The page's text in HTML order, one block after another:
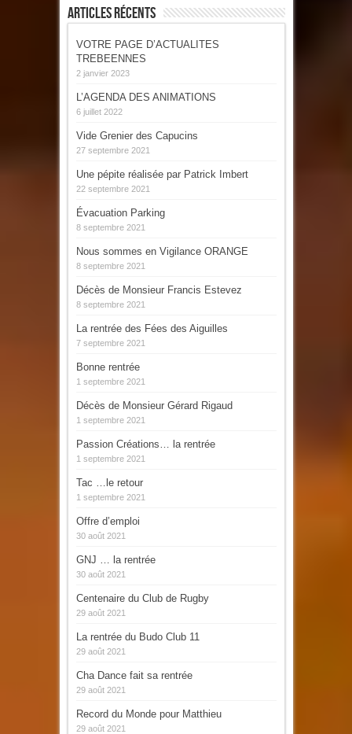
Articles Récents
VOTRE PAGE D’ACTUALITES
TREBEENNES
2 janvier 2023
L’AGENDA DES ANIMATIONS
6 juillet 2022
Vide Grenier des Capucins
27 septembre 2021
Une pépite réalisée par Patrick Imbert
22 septembre 2021
Évacuation Parking
8 septembre 2021
Nous sommes en Vigilance ORANGE
8 septembre 2021
Décès de Monsieur Francis Estevez
8 septembre 2021
La rentrée des Fées des Aiguilles
7 septembre 2021
Bonne rentrée
1 septembre 2021
Décès de Monsieur Gérard Rigaud
1 septembre 2021
Passion Créations… la rentrée
1 septembre 2021
Tac …le retour
1 septembre 2021
Offre d’emploi
30 août 2021
GNJ … la rentrée
30 août 2021
Centenaire du Club de Rugby
29 août 2021
La rentrée du Budo Club 11
29 août 2021
Cha Dance fait sa rentrée
29 août 2021
Record du Monde pour Matthieu
29 août 2021